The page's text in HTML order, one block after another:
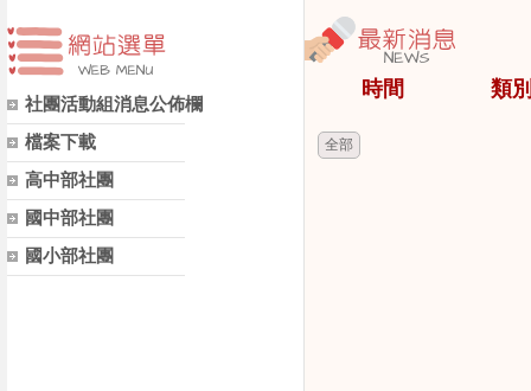
社團活動組消息公佈欄
檔案下載
高中部社團
國中部社團
國小部社團
時間 類
全部